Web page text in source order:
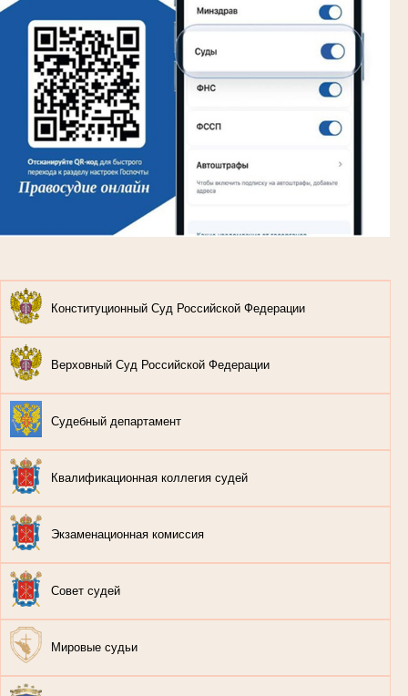
Конституционный Суд Российской Федерации
Верховный Суд Российской Федерации
Судебный департамент
Квалификационная коллегия судей
Экзаменационная комиссия
Совет судей
Мировые судьи